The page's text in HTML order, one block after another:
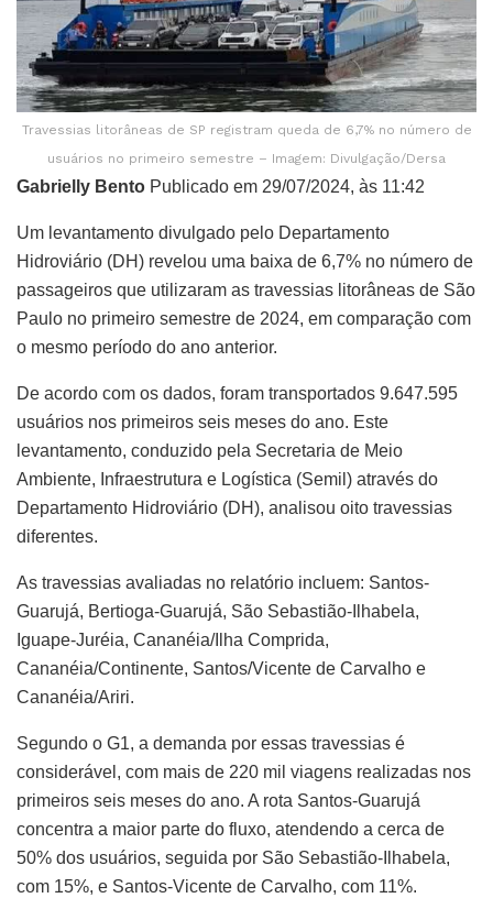
Travessias litorâneas de SP registram queda de 6,7% no número de
usuários no primeiro semestre – Imagem: Divulgação/Dersa
Gabrielly Bento Publicado em 29/07/2024, às 11:42
Um levantamento divulgado pelo Departamento
Hidroviário (DH) revelou uma baixa de 6,7% no número de
passageiros que utilizaram as travessias litorâneas de São
Paulo no primeiro semestre de 2024, em comparação com
o mesmo período do ano anterior.
De acordo com os dados, foram transportados 9.647.595
usuários nos primeiros seis meses do ano. Este
levantamento, conduzido pela Secretaria de Meio
Ambiente, Infraestrutura e Logística (Semil) através do
Departamento Hidroviário (DH), analisou oito travessias
diferentes.
As travessias avaliadas no relatório incluem: Santos-
Guarujá, Bertioga-Guarujá, São Sebastião-Ilhabela,
Iguape-Juréia, Cananéia/Ilha Comprida,
Cananéia/Continente, Santos/Vicente de Carvalho e
Cananéia/Ariri.
Segundo o G1, a demanda por essas travessias é
considerável, com mais de 220 mil viagens realizadas nos
primeiros seis meses do ano. A rota Santos-Guarujá
concentra a maior parte do fluxo, atendendo a cerca de
50% dos usuários, seguida por São Sebastião-Ilhabela,
com 15%, e Santos-Vicente de Carvalho, com 11%.